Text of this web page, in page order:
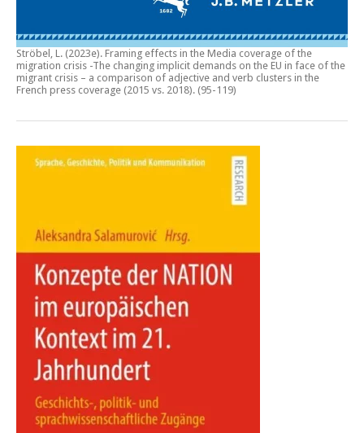
Ströbel, L. (2023e). Framing effects in the Media coverage of the
migration crisis -The changing implicit demands on the EU in face of the
migrant crisis – a comparison of adjective and verb clusters in the
French press coverage (2015 vs. 2018). (95-119)